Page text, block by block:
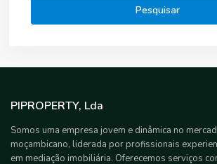
Pesquisar
PIPROPERTY, Lda
Somos uma empresa jovem e dinâmica no
moçambicano, liderada por profissionais
em mediação imobiliária. Oferecemos serviços